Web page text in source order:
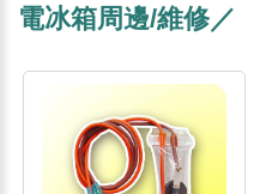
電冰箱周邊/維修／